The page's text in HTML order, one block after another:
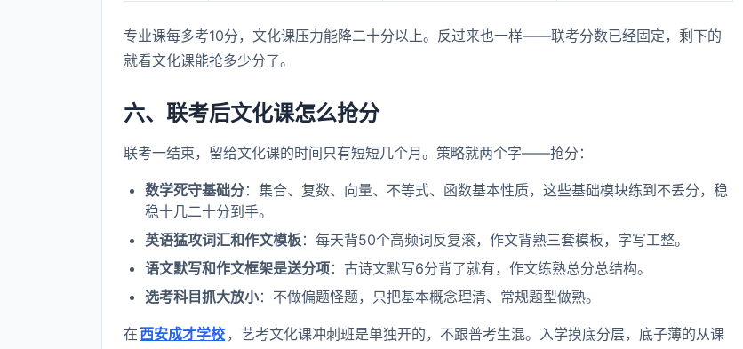
专业课每多考10分，文化课压力能降二十分以上。反过来也一样——联考分数已经固定，剩下的
就看文化课能抢多少分了。
六、联考后文化课怎么抢分
联考一结束，留给文化课的时间只有短短几个月。策略就两个字——抢分：
数学死守基础分：集合、复数、向量、不等式、函数基本性质，这些基础模块练到不丢分，稳
稳十几二十分到手。
英语猛攻词汇和作文模板：每天背50个高频词反复滚，作文背熟三套模板，字写工整。
语文默写和作文框架是送分项：古诗文默写6分背了就有，作文练熟总分总结构。
选考科目抓大放小：不做偏题怪题，只把基本概念理清、常规题型做熟。
在 西安成才学校 ，艺考文化课冲刺班是单独开的，不跟普考生混。入学摸底分层，底子薄的从课